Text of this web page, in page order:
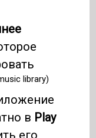
library)
в Play